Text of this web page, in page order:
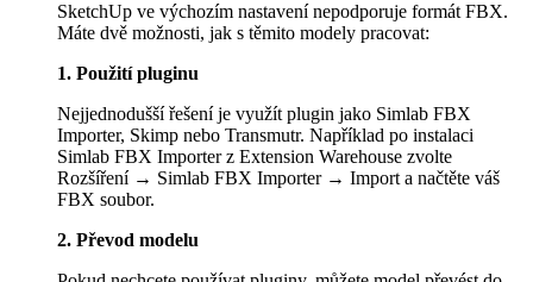
SketchUp ve výchozím nastavení nepodporuje formát FBX.
Máte dvě možnosti, jak s těmito modely pracovat:
1. Použití pluginu
Nejjednodušší řešení je využít plugin jako Simlab FBX
Importer, Skimp nebo Transmutr. Například po instalaci
Simlab FBX Importer z Extension Warehouse zvolte
Rozšíření → Simlab FBX Importer → Import a načtěte váš
FBX soubor.
2. Převod modelu